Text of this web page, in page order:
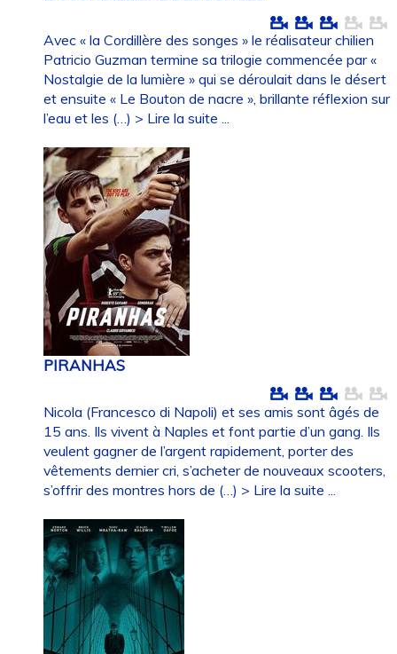
Avec « la Cordillère des songes » le réalisateur chilien
Patricio Guzman termine sa trilogie commencée par «
Nostalgie de la lumière » qui se déroulait dans le désert
et ensuite « Le Bouton de nacre », brillante réflexion sur
l’eau et les (…) > Lire la suite ...
PIRANHAS
Nicola (Francesco di Napoli) et ses amis sont âgés de
15 ans. Ils vivent à Naples et font partie d’un gang. Ils
veulent gagner de l’argent rapidement, porter des
vêtements dernier cri, s’acheter de nouveaux scooters,
s’offrir des montres hors de (…) > Lire la suite ...